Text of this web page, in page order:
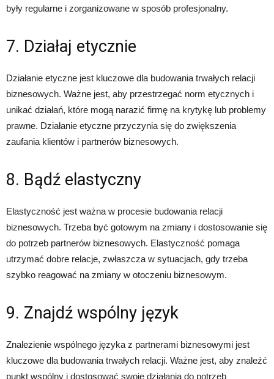
były regularne i zorganizowane w sposób profesjonalny.
7. Działaj etycznie
Działanie etyczne jest kluczowe dla budowania trwałych relacji
biznesowych. Ważne jest, aby przestrzegać norm etycznych i
unikać działań, które mogą narazić firmę na krytykę lub problemy
prawne. Działanie etyczne przyczynia się do zwiększenia
zaufania klientów i partnerów biznesowych.
8. Bądź elastyczny
Elastyczność jest ważna w procesie budowania relacji
biznesowych. Trzeba być gotowym na zmiany i dostosowanie się
do potrzeb partnerów biznesowych. Elastyczność pomaga
utrzymać dobre relacje, zwłaszcza w sytuacjach, gdy trzeba
szybko reagować na zmiany w otoczeniu biznesowym.
9. Znajdź wspólny język
Znalezienie wspólnego języka z partnerami biznesowymi jest
kluczowe dla budowania trwałych relacji. Ważne jest, aby znaleźć
punkt wspólny i dostosować swoje działania do potrzeb